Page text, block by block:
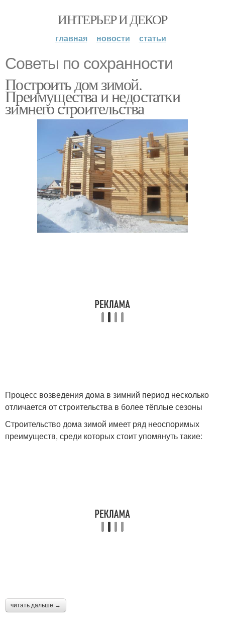
ИНТЕРЬЕР И ДЕКОР
главная новости статьи
Советы по сохранности
Построить дом зимой.
Преимущества и недостатки
зимнего строительства
Процесс возведения дома в зимний период несколько
отличается от строительства в более тёплые сезоны
Строительство дома зимой имеет ряд неоспоримых
преимуществ, среди которых стоит упомянуть такие:
читать дальше →